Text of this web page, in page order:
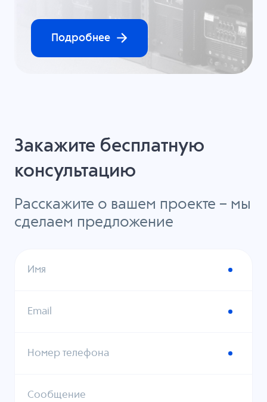
Подробнее
Закажите бесплатную
консультацию
Расскажите о вашем проекте – мы
сделаем предложение
Имя
Email
Номер телефона
Сообщение